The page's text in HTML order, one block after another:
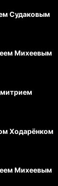
Судаковым
Михеевым
Ходарёнком
Михеевым